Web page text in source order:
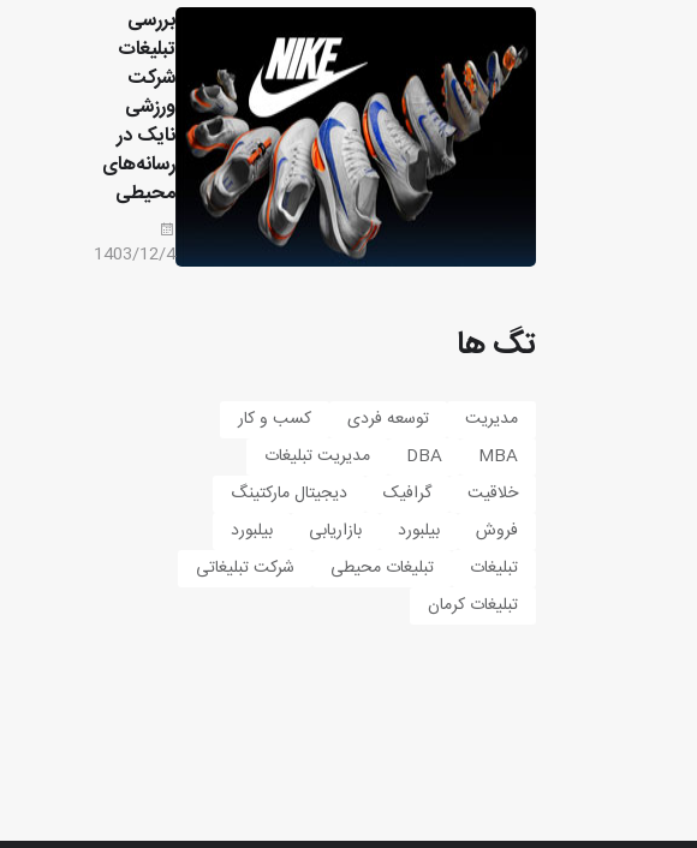
بررسی
تبلیغات
شرکت
ورزشی
نایک در
رسانه‌های
محیطی
1403/12/4
تگ ها
مدیریت توسعه فردی
کسب و کار
MBA
DBA
مدیریت تبلیغات
خلاقیت
گرافیک
دیجیتال مارکتینگ
فروش
بیلبورد بازاریابی
بیلبورد
تبلیغات
تبلیغات محیطی
شرکت تبلیغاتی
تبلیغات کرمان